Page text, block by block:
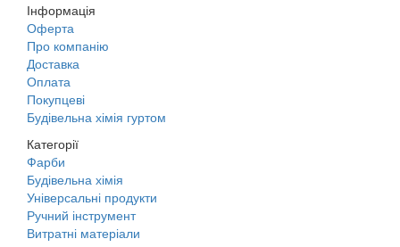
Інформація
Оферта
Про компанію
Доставка
Оплата
Покупцеві
Будівельна хімія гуртом
Категорії
Фарби
Будівельна хімія
Універсальні продукти
Ручний інструмент
Витратні матеріали